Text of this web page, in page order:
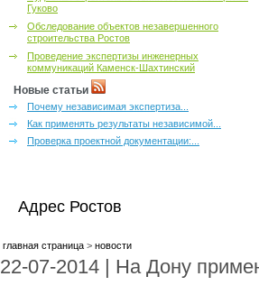
Гуково
Обследование объектов незавершенного
строительства Ростов
Проведение экспертизы инженерных
коммуникаций Каменск-Шахтинский
Новые статьи
Почему независимая экспертиза...
Как применять результаты независимой...
Проверка проектной документации:...
Адрес Ростов
главная страница > новости
22-07-2014 | На Дону